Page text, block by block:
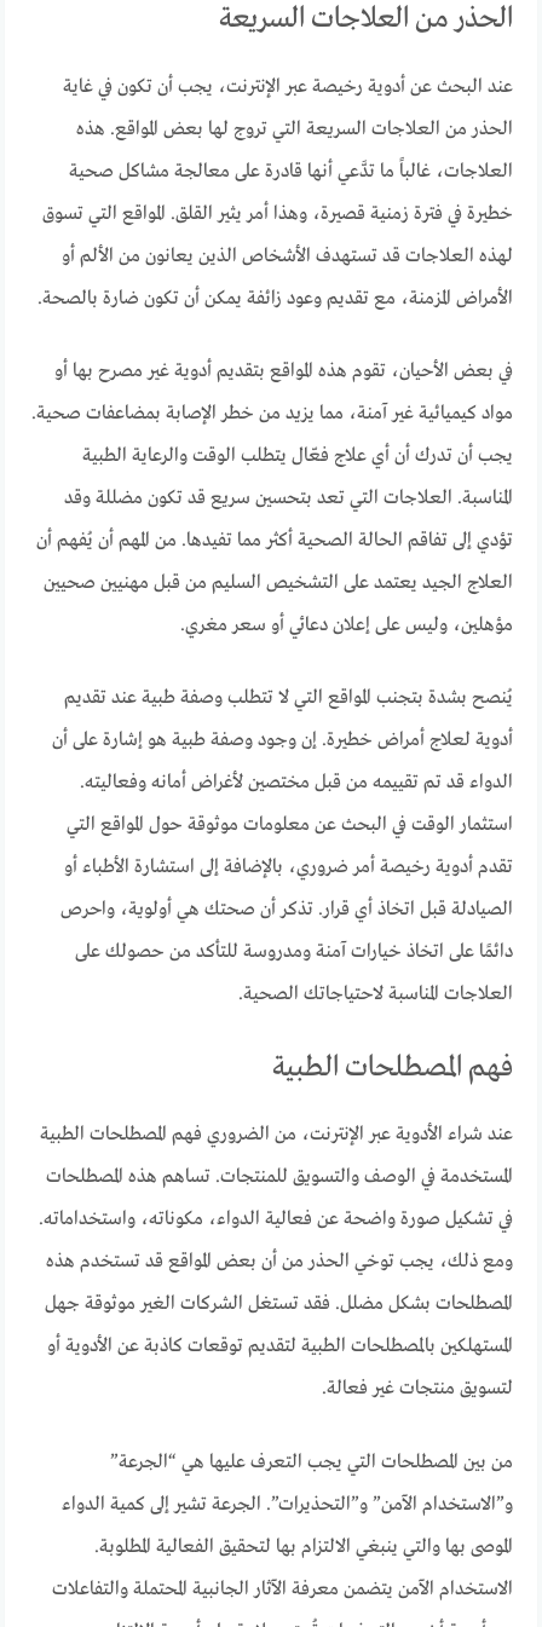
الحذر من العلاجات السريعة
عند البحث عن أدوية رخيصة عبر الإنترنت، يجب أن تكون في غاية
الحذر من العلاجات السريعة التي تروج لها بعض المواقع. هذه
العلاجات، غالباً ما تدَّعي أنها قادرة على معالجة مشاكل صحية
خطيرة في فترة زمنية قصيرة، وهذا أمر يثير القلق. المواقع التي تسوق
لهذه العلاجات قد تستهدف الأشخاص الذين يعانون من الألم أو
الأمراض المزمنة، مع تقديم وعود زائفة يمكن أن تكون ضارة بالصحة.
في بعض الأحيان، تقوم هذه المواقع بتقديم أدوية غير مصرح بها أو
مواد كيميائية غير آمنة، مما يزيد من خطر الإصابة بمضاعفات صحية.
يجب أن تدرك أن أي علاج فعّال يتطلب الوقت والرعاية الطبية
المناسبة. العلاجات التي تعد بتحسين سريع قد تكون مضللة وقد
تؤدي إلى تفاقم الحالة الصحية أكثر مما تفيدها. من المهم أن يُفهم أن
العلاج الجيد يعتمد على التشخيص السليم من قبل مهنيين صحيين
مؤهلين، وليس على إعلان دعائي أو سعر مغري.
يُنصح بشدة بتجنب المواقع التي لا تتطلب وصفة طبية عند تقديم
أدوية لعلاج أمراض خطيرة. إن وجود وصفة طبية هو إشارة على أن
الدواء قد تم تقييمه من قبل مختصين لأغراض أمانه وفعاليته.
استثمار الوقت في البحث عن معلومات موثوقة حول المواقع التي
تقدم أدوية رخيصة أمر ضروري، بالإضافة إلى استشارة الأطباء أو
الصيادلة قبل اتخاذ أي قرار. تذكر أن صحتك هي أولوية، واحرص
دائمًا على اتخاذ خيارات آمنة ومدروسة للتأكد من حصولك على
العلاجات المناسبة لاحتياجاتك الصحية.
فهم المصطلحات الطبية
عند شراء الأدوية عبر الإنترنت، من الضروري فهم المصطلحات الطبية
المستخدمة في الوصف والتسويق للمنتجات. تساهم هذه المصطلحات
في تشكيل صورة واضحة عن فعالية الدواء، مكوناته، واستخداماته.
ومع ذلك، يجب توخي الحذر من أن بعض المواقع قد تستخدم هذه
المصطلحات بشكل مضلل. فقد تستغل الشركات الغير موثوقة جهل
المستهلكين بالمصطلحات الطبية لتقديم توقعات كاذبة عن الأدوية أو
لتسويق منتجات غير فعالة.
من بين المصطلحات التي يجب التعرف عليها هي “الجرعة”
و”الاستخدام الآمن” و”التحذيرات”. الجرعة تشير إلى كمية الدواء
الموصى بها والتي ينبغي الالتزام بها لتحقيق الفعالية المطلوبة.
الاستخدام الآمن يتضمن معرفة الآثار الجانبية المحتملة والتفاعلات